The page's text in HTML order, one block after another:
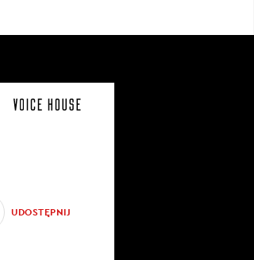
UDOSTĘPNIJ